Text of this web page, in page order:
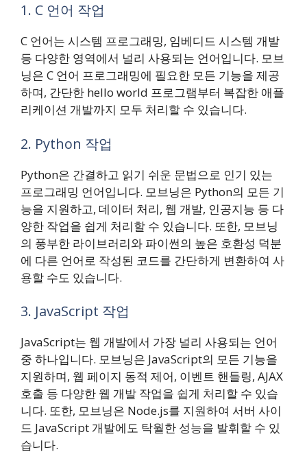
1. C 언어 작업
C 언어는 시스템 프로그래밍, 임베디드 시스템 개발
등 다양한 영역에서 널리 사용되는 언어입니다. 모브
닝은 C 언어 프로그래밍에 필요한 모든 기능을 제공
하며, 간단한 hello world 프로그램부터 복잡한 애플
리케이션 개발까지 모두 처리할 수 있습니다.
2. Python 작업
Python은 간결하고 읽기 쉬운 문법으로 인기 있는
프로그래밍 언어입니다. 모브닝은 Python의 모든 기
능을 지원하고, 데이터 처리, 웹 개발, 인공지능 등 다
양한 작업을 쉽게 처리할 수 있습니다. 또한, 모브닝
의 풍부한 라이브러리와 파이썬의 높은 호환성 덕분
에 다른 언어로 작성된 코드를 간단하게 변환하여 사
용할 수도 있습니다.
3. JavaScript 작업
JavaScript는 웹 개발에서 가장 널리 사용되는 언어
중 하나입니다. 모브닝은 JavaScript의 모든 기능을
지원하며, 웹 페이지 동적 제어, 이벤트 핸들링, AJAX
호출 등 다양한 웹 개발 작업을 쉽게 처리할 수 있습
니다. 또한, 모브닝은 Node.js를 지원하여 서버 사이
드 JavaScript 개발에도 탁월한 성능을 발휘할 수 있
습니다.